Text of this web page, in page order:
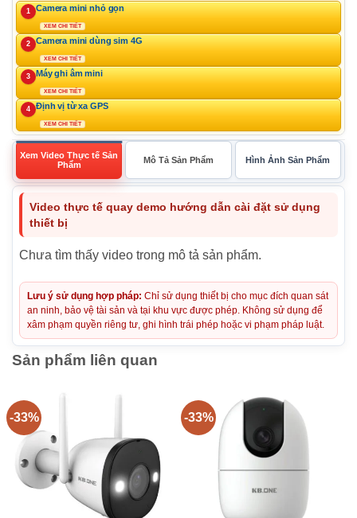
1 Camera mini nhỏ gọn
XEM CHI TIẾT
2 Camera mini dùng sim 4G
XEM CHI TIẾT
3 Máy ghi âm mini
XEM CHI TIẾT
4 Định vị từ xa GPS
XEM CHI TIẾT
Xem Video Thực tế Sản
Phẩm
Mô Tả Sản Phẩm Hình Ảnh Sản Phẩm
Video thực tế quay demo hướng dẫn cài đặt sử dụng
thiết bị
Chưa tìm thấy video trong mô tả sản phẩm.
Lưu ý sử dụng hợp pháp: Chỉ sử dụng thiết bị cho mục đích quan sát
an ninh, bảo vệ tài sản và tại khu vực được phép. Không sử dụng để
xâm phạm quyền riêng tư, ghi hình trái phép hoặc vi phạm pháp luật.
Sản phẩm liên quan
-33% -33%